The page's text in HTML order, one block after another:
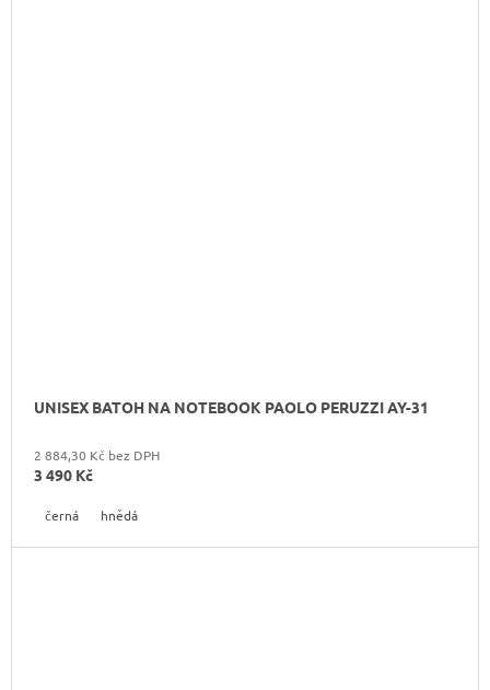
UNISEX BATOH NA NOTEBOOK PAOLO PERUZZI AY-31
2 884,30 Kč bez DPH
3 490 Kč
černá hnědá